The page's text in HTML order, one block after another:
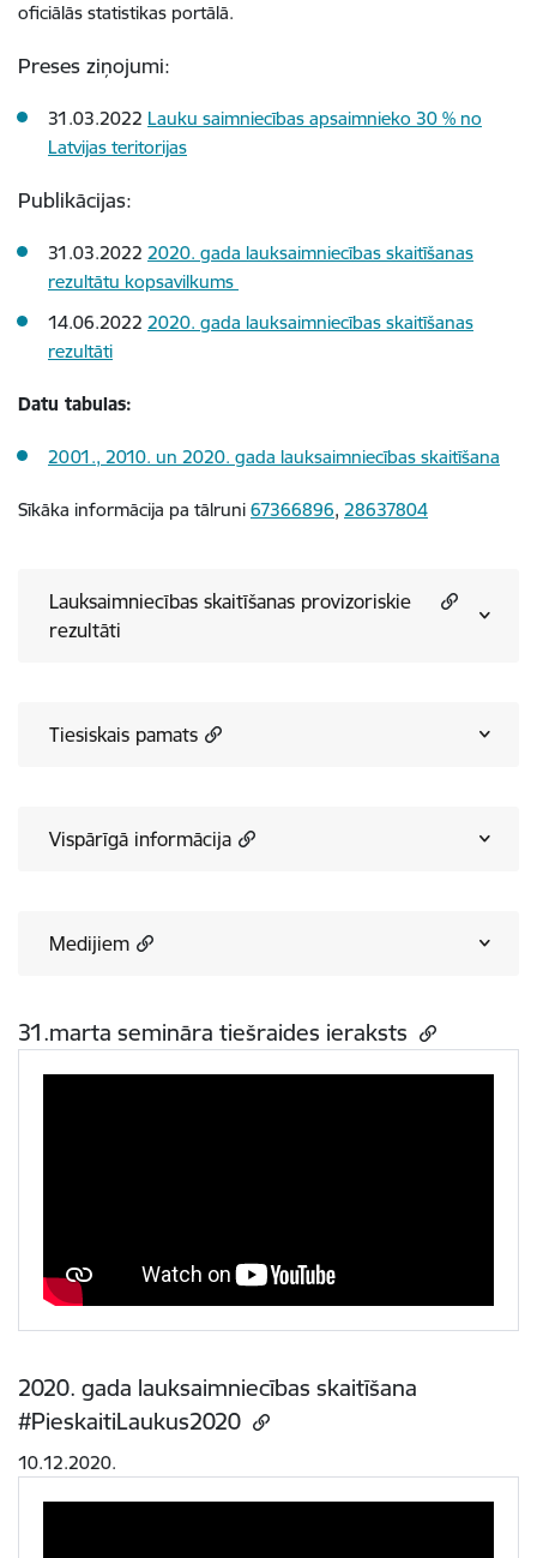
oficiālās statistikas portālā.
Preses ziņojumi:
31.03.2022 Lauku saimniecības apsaimnieko 30 % no
Latvijas teritorijas
Publikācijas:
31.03.2022 2020. gada lauksaimniecības skaitīšanas
rezultātu kopsavilkums
14.06.2022 2020. gada lauksaimniecības skaitīšanas
rezultāti
Datu tabulas:
2001., 2010. un 2020. gada lauksaimniecības skaitīšana
Sīkāka informācija pa tālruni 67366896, 28637804
Lauksaimniecības skaitīšanas provizoriskie
rezultāti
Tiesiskais pamats
Vispārīgā informācija
Medijiem
31.marta semināra tiešraides ieraksts
2020. gada lauksaimniecības skaitīšana
#PieskaitiLaukus2020
10.12.2020.